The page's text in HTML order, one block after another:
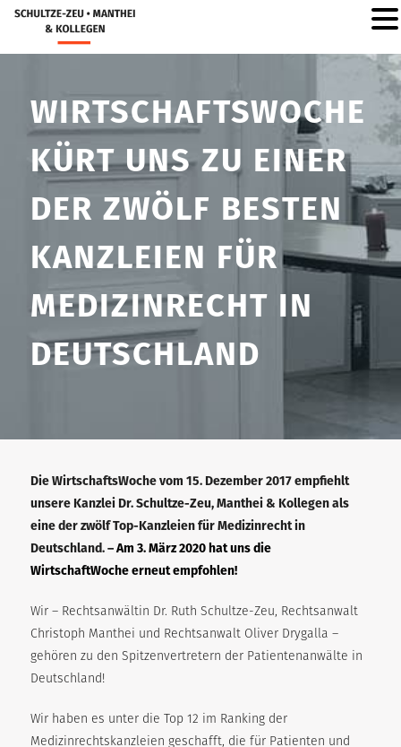
WIRTSCHAFTSWOCHE
KÜRT UNS ZU EINER
DER ZWÖLF BESTEN
KANZLEIEN FÜR
MEDIZINRECHT IN
DEUTSCHLAND
Die WirtschaftsWoche vom 15. Dezember 2017 empfiehlt
unsere Kanzlei Dr. Schultze-Zeu, Manthei & Kollegen als
eine der zwölf Top-Kanzleien für Medizinrecht in
Deutschland. – Am 3. März 2020 hat uns die
WirtschaftWoche erneut empfohlen!
Wir – Rechtsanwältin Dr. Ruth Schultze-Zeu, Rechtsanwalt
Christoph Manthei und Rechtsanwalt Oliver Drygalla –
gehören zu den Spitzenvertretern der Patientenanwälte in
Deutschland!
Wir haben es unter die Top 12 im Ranking der
Medizinrechtskanzleien geschafft, die für Patienten und